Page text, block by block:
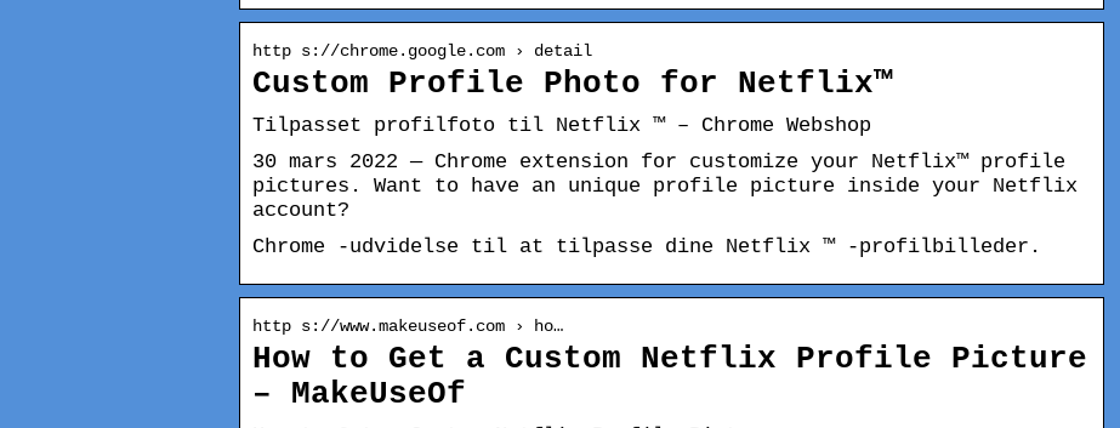
http s://chrome.google.com › detail
Custom Profile Photo for Netflix™
Tilpasset profilfoto til Netflix ™ – Chrome Webshop
30 mars 2022 — Chrome extension for customize your Netflix™ profile
pictures. Want to have an unique profile picture inside your Netflix
account?
Chrome -udvidelse til at tilpasse dine Netflix ™ -profilbilleder.
http s://www.makeuseof.com › ho…
How to Get a Custom Netflix Profile Picture
– MakeUseOf